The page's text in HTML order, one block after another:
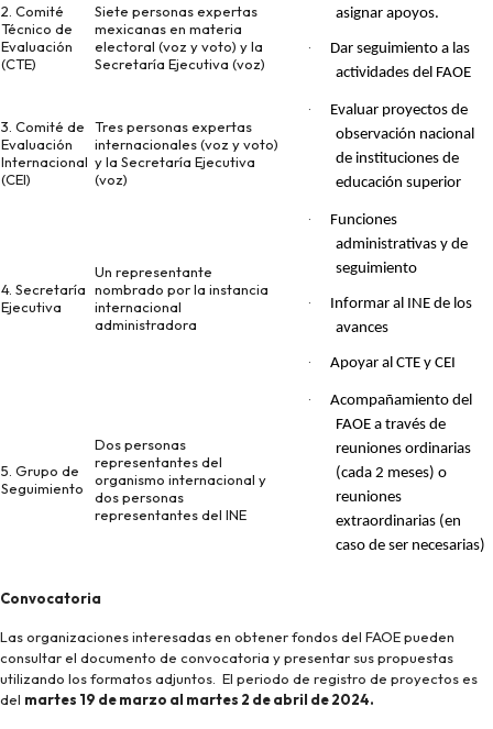
2. Comité
Técnico de
Evaluación
(CTE)
Siete personas expertas
mexicanas en materia
electoral (voz y voto) y la
Secretaría Ejecutiva (voz)
asignar apoyos.
·
Dar seguimiento a las
actividades del FAOE
3. Comité de
Evaluación
Internacional
(CEI)
Tres personas expertas
internacionales (voz y voto)
y la Secretaría Ejecutiva
(voz)
·
Evaluar proyectos de
observación nacional
de instituciones de
educación superior
4. Secretaría
Ejecutiva
Un representante
nombrado por la instancia
internacional
administradora
·
Funciones
administrativas y de
seguimiento
·
Informar al INE de los
avances
· Apoyar al CTE y CEI
5. Grupo de
Seguimiento
Dos personas
representantes del
organismo internacional y
dos personas
representantes del INE
·
Acompañamiento del
FAOE a través de
reuniones ordinarias
(cada 2 meses) o
reuniones
extraordinarias (en
caso de ser necesarias)
Convocatoria
Las organizaciones interesadas en obtener fondos del FAOE pueden
consultar el documento de convocatoria y presentar sus propuestas
utilizando los formatos adjuntos. El periodo de registro de proyectos es
del martes 19 de marzo al martes 2 de abril de 2024.